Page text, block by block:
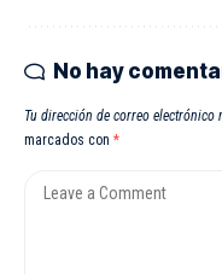
No hay
Tu dirección de correo electrónico
marcados con *